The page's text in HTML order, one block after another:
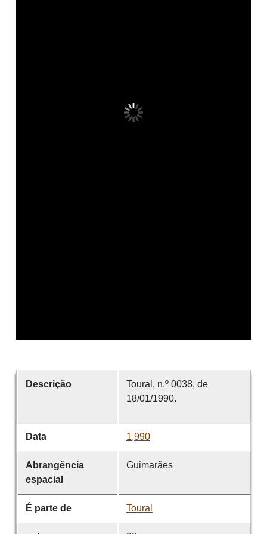
Descrição
Toural, n.º 0038, de
18/01/1990.
Data 1,990
Abrangência
espacial
Guimarães
É parte de Toural